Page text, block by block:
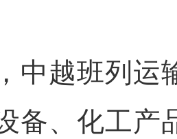
越班列运
备、化工产